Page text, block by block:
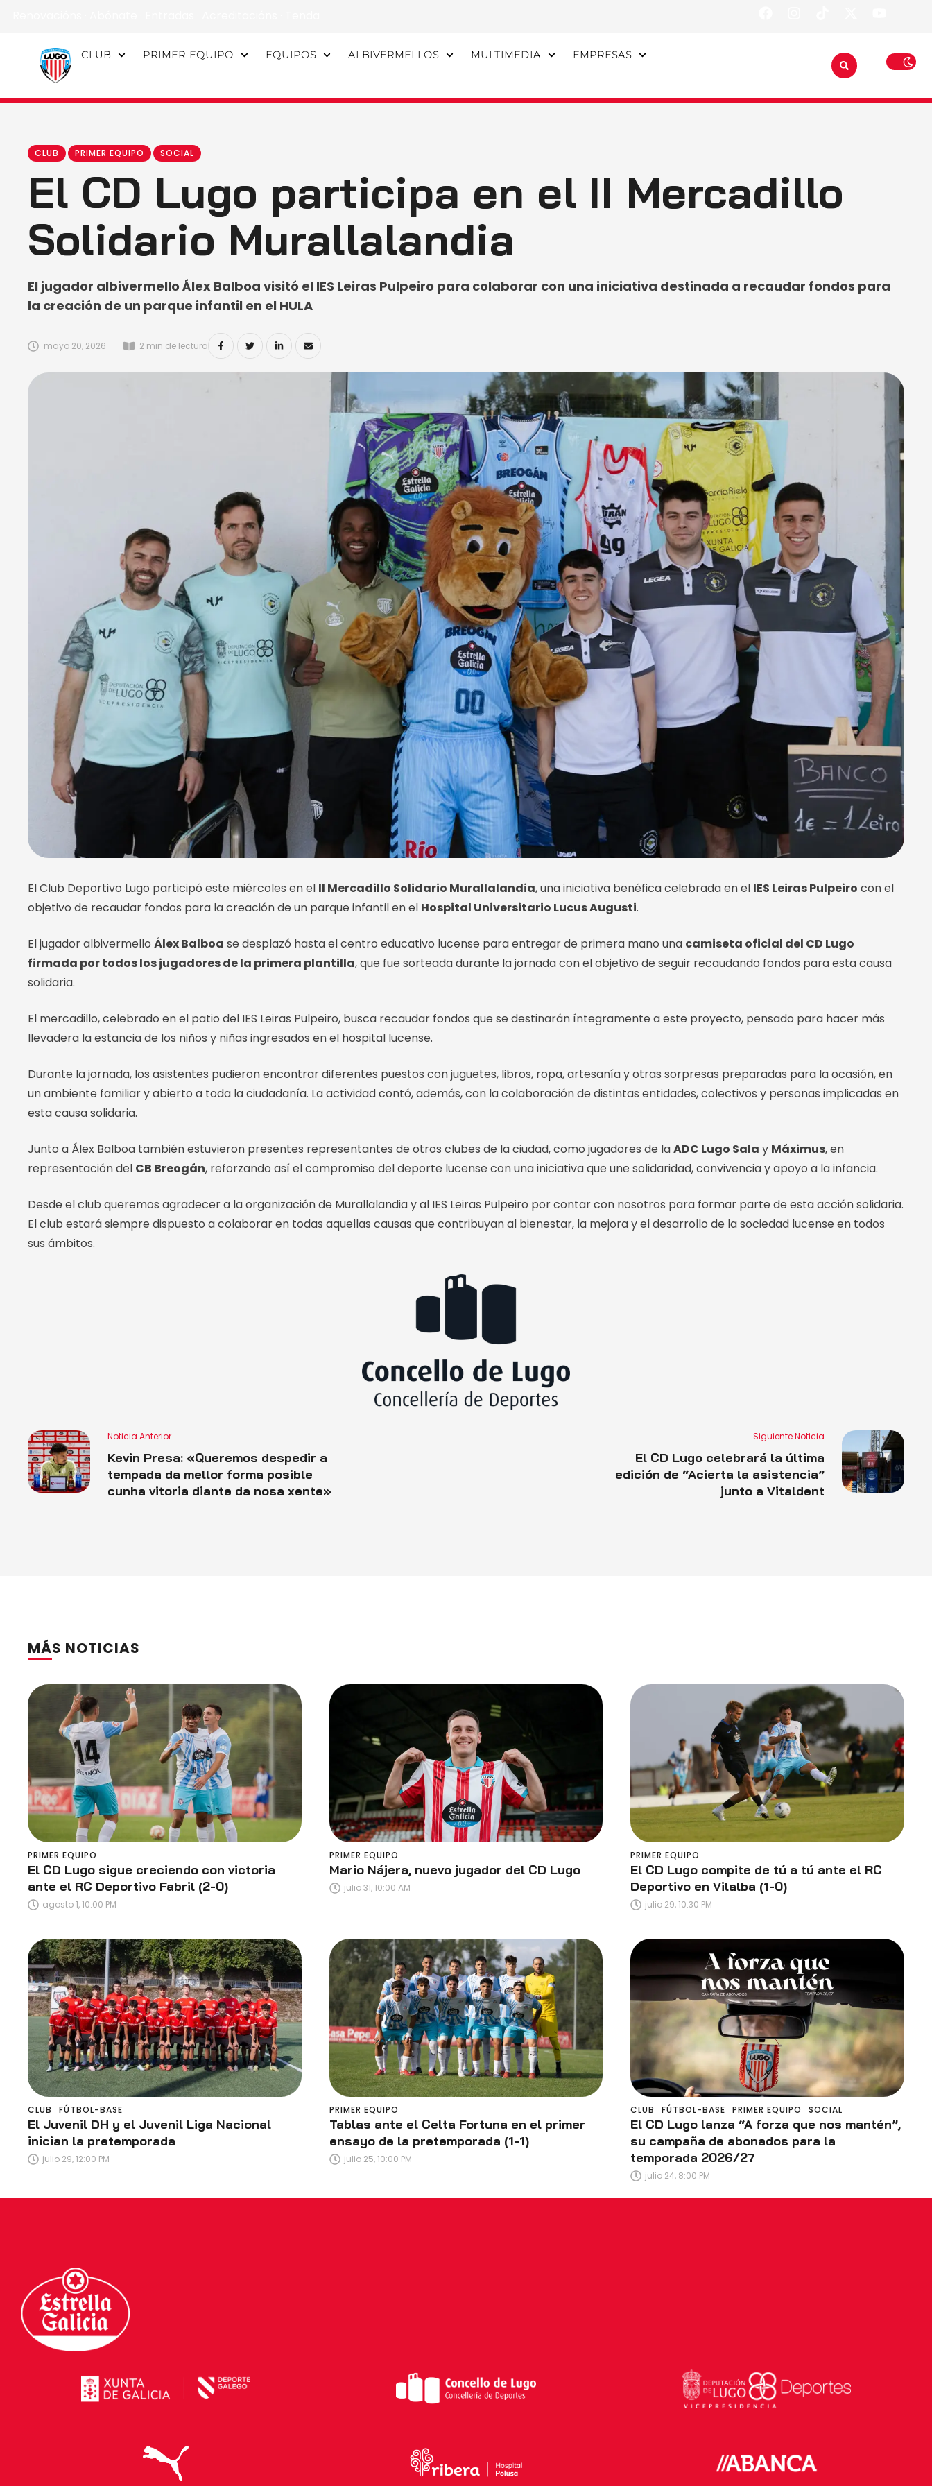
CLUB PRIMER EQUIPO EQUIPOS ALBIVERMELLOS MULTIMEDIA EMPRESAS
CLUB PRIMER EQUIPO SOCIAL
El CD Lugo participa en el II Mercadillo
Solidario Murallalandia
El jugador albivermello Álex Balboa visitó el IES Leiras Pulpeiro para colaborar con una iniciativa destinada a recaudar fondos para
la creación de un parque infantil en el HULA
mayo 20, 2026 2 min de lectura
El Club Deportivo Lugo participó este miércoles en el II Mercadillo Solidario Murallalandia, una iniciativa benéfica celebrada en el IES Leiras Pulpeiro con el
objetivo de recaudar fondos para la creación de un parque infantil en el Hospital Universitario Lucus Augusti.
El jugador albivermello Álex Balboa se desplazó hasta el centro educativo lucense para entregar de primera mano una camiseta oficial del CD Lugo
firmada por todos los jugadores de la primera plantilla, que fue sorteada durante la jornada con el objetivo de seguir recaudando fondos para esta causa
solidaria.
El mercadillo, celebrado en el patio del IES Leiras Pulpeiro, busca recaudar fondos que se destinarán íntegramente a este proyecto, pensado para hacer más
llevadera la estancia de los niños y niñas ingresados en el hospital lucense.
Durante la jornada, los asistentes pudieron encontrar diferentes puestos con juguetes, libros, ropa, artesanía y otras sorpresas preparadas para la ocasión, en
un ambiente familiar y abierto a toda la ciudadanía. La actividad contó, además, con la colaboración de distintas entidades, colectivos y personas implicadas en
esta causa solidaria.
Junto a Álex Balboa también estuvieron presentes representantes de otros clubes de la ciudad, como jugadores de laADC Lugo Sala y Máximus, en
representación del CB Breogán, reforzando así el compromiso del deporte lucense con una iniciativa que une solidaridad, convivencia y apoyo a la infancia.
Desde el club queremos agradecer a la organización de Murallalandia y al IES Leiras Pulpeiro por contar con nosotros para formar parte de esta acción solidaria.
El club estará siempre dispuesto a colaborar en todas aquellas causas que contribuyan al bienestar, la mejora y el desarrollo de la sociedad lucense en todos
sus ámbitos.
Noticia Anterior
Kevin Presa: «Queremos despedir a
tempada da mellor forma posible
cunha vitoria diante da nosa xente»
Siguiente Noticia
El CD Lugo celebrará la última
edición de “Acierta la asistencia”
junto a Vitaldent
MÁS NOTICIAS
PRIMER EQUIPO
El CD Lugo sigue creciendo con victoria
ante el RC Deportivo Fabril (2-0)
agosto 1, 10:00 PM
PRIMER EQUIPO
Mario Nájera, nuevo jugador del CD Lugo
julio 31, 10:00 AM
PRIMER EQUIPO
El CD Lugo compite de tú a tú ante el RC
Deportivo en Vilalba (1-0)
julio 29, 10:30 PM
CLUB FÚTBOL-BASE
El Juvenil DH y el Juvenil Liga Nacional
inician la pretemporada
julio 29, 12:00 PM
PRIMER EQUIPO
Tablas ante el Celta Fortuna en el primer
ensayo de la pretemporada (1-1)
julio 25, 10:00 PM
CLUB FÚTBOL-BASE PRIMER EQUIPO SOCIAL
El CD Lugo lanza “A forza que nos mantén”,
su campaña de abonados para la
temporada 2026/27
julio 24, 8:00 PM